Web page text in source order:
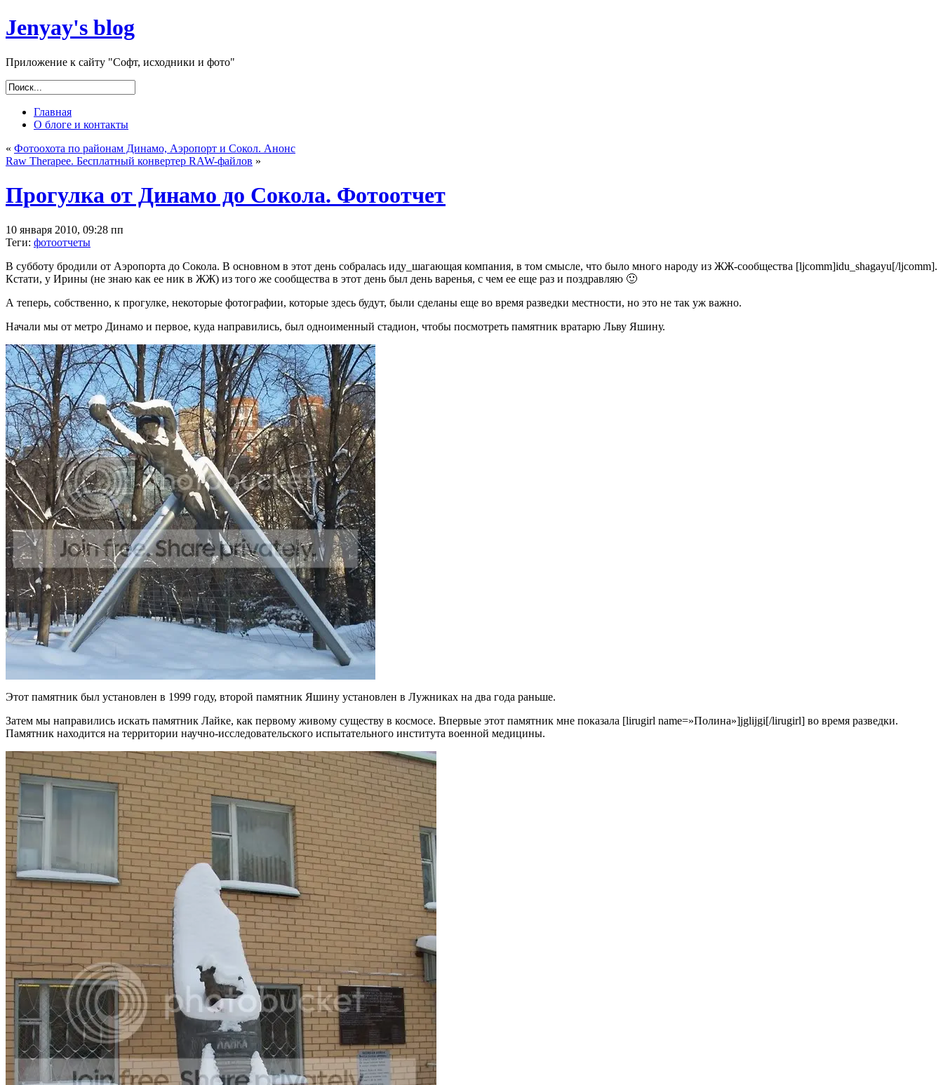
Jenyay's blog
Приложение к сайту "Софт, исходники и фото"
Главная
О блоге и контакты
« Фотоохота по районам Динамо, Аэропорт и Сокол. Анонс
Raw Therapee. Бесплатный конвертер RAW-файлов »
Прогулка от Динамо до Сокола. Фотоотчет
10 января 2010, 09:28 пп
Теги: фотоотчеты
В субботу бродили от Аэропорта до Сокола. В основном в этот день собралась иду_шагающая компания, в том смысле, что было много народу из ЖЖ-сообщества [ljcomm]idu_shagayu[/ljcomm].
Кстати, у Ирины (не знаю как ее ник в ЖЖ) из того же сообщества в этот день был день варенья, с чем ее еще раз и поздравляю 🙂
А теперь, собственно, к прогулке, некоторые фотографии, которые здесь будут, были сделаны еще во время разведки местности, но это не так уж важно.
Начали мы от метро Динамо и первое, куда направились, был одноименный стадион, чтобы посмотреть памятник вратарю Льву Яшину.
Этот памятник был установлен в 1999 году, второй памятник Яшину установлен в Лужниках на два года раньше.
Затем мы направились искать памятник Лайке, как первому живому существу в космосе. Впервые этот памятник мне показала [lirugirl name=»Полина»]jglijgi[/lirugirl] во время разведки.
Памятник находится на территории научно-исследовательского испытательного института военной медицины.